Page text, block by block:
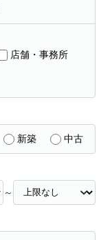
店舗・事務所
新築 中古
～